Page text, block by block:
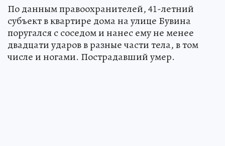
По данным правоохранителей, 41-летний
субъект в квартире дома на улице Бувина
поругался с соседом и нанес ему не менее
двадцати ударов в разные части тела, в том
числе и ногами. Пострадавший умер.